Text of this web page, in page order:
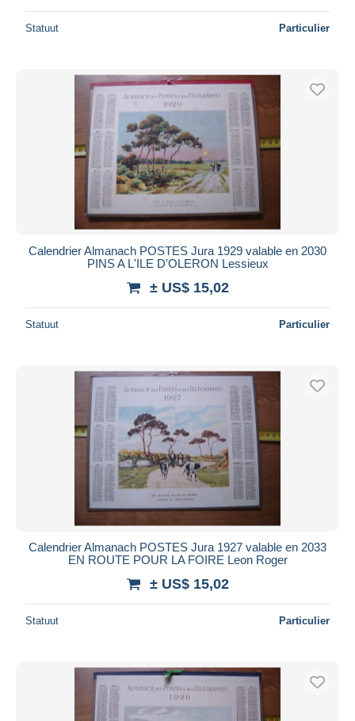
Statuut Particulier
Calendrier Almanach POSTES Jura 1929 valable en 2030
PINS A L'ILE D'OLERON Lessieux
± US$ 15,02
Statuut Particulier
Calendrier Almanach POSTES Jura 1927 valable en 2033
EN ROUTE POUR LA FOIRE Leon Roger
± US$ 15,02
Statuut Particulier